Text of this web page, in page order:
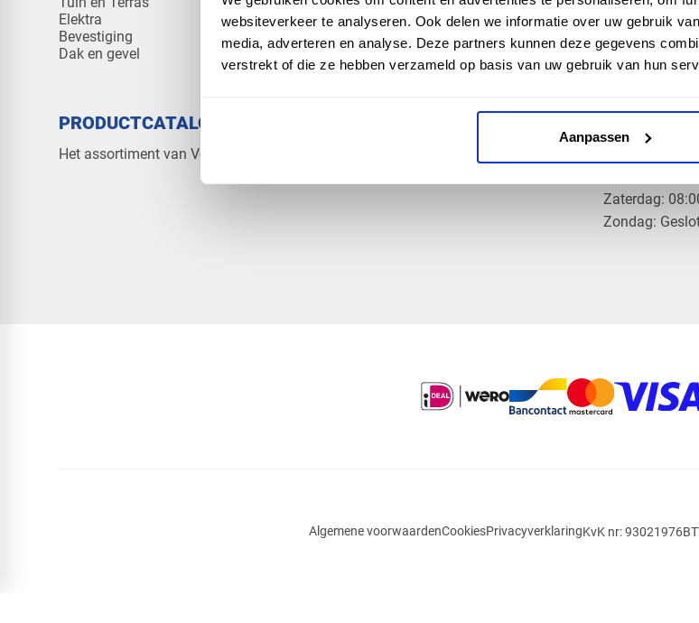
websiteverkeer te analyseren. Ook delen we informatie over uw gebruik
media, adverteren en analyse. Deze partners kunnen deze gegevens
verstrekt of die ze hebben verzameld op basis van uw gebruik van hun
Aanpassen
Elektra
Bevestiging
Dak en gevel
PRODUCTCATALOGUS 2026
Het assortiment van Vos Products
​Zaterdag:
​Zondag:
Algemene voorwaardenCookiesPrivacyverklaringKvK nr: 93021976